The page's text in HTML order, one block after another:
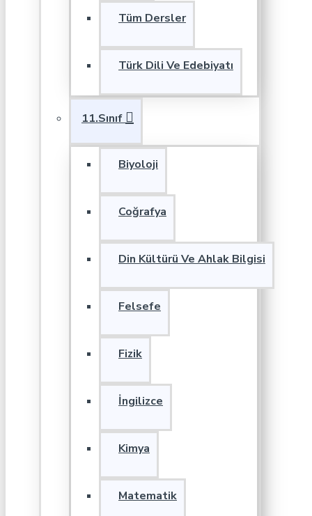
Tüm Dersler
Türk Dili Ve Edebiyatı
11.Sınıf
Biyoloji
Coğrafya
Din Kültürü Ve Ahlak Bilgisi
Felsefe
Fizik
İngilizce
Kimya
Matematik